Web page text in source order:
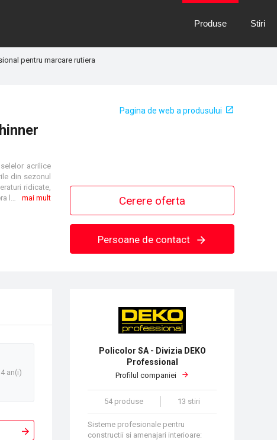
Produse Stiri
pentru marcare rutiera
Pagina de web a produsului
acrilice
din sezonul
ridicate,
mai mult Cerere oferta
Persoane de contact
Policolor SA - Divizia DEKO
Professional
Profilul companiei
54 produse 13 stiri
Sisteme profesionale pentru
constructii si amenajari interioare:
an(i)